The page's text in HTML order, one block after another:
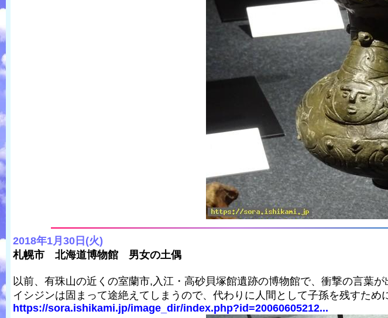
2018年1月30日(火)
札幌市 北海道博物館 男女の土偶
以前、有珠山の近くの室蘭市,入江・高砂貝塚館遺跡の博物館で、衝撃の言葉が
イシジンは固まって途絶えてしまうので、代わりに人間として子孫を残すため
https://sora.ishikami.jp/image_dir/index.php?id=20060605212...